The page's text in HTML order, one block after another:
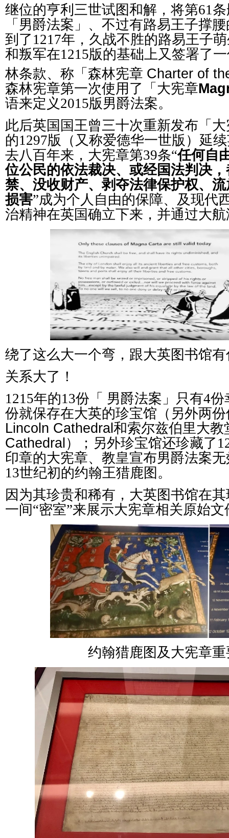
继位的亨利三世试图和解，将第61
「男爵法案」、不过有路易王子撑
到了1217年，久战不胜的路易王子
和叛军在1215版的基础上又签署了
林条款、称「森林宪章 Charter of
森林宪章第一次使用了「大宪章
语来定义2015版男爵法案。
此后英国国王曾三十次重新发布「
的1297版（又称爱德华一世版）延
去八百年来，大宪章第39条“任何自
位公民的依法裁决、或经国法判决
禁、没收财产、剥夺法律保护权、
损害”成为个人自由的保障、及现代
治精神在英国确立下来，并通过大
绕了这么大一个弯，跟大英图书馆
关系大了！
1215年的13份「 男爵法案」只有4
份就保存在大英的珍宝馆（另外两
Lincoln Cathedral 和索尔兹伯里大教
Cathedral ）；另外珍宝馆还珍藏了
印章的大宪章、教皇宣布男爵法案
13世纪初的约翰王猎鹿图。
因为其珍贵和稀有，大英图书馆在
一间“密室”来展示大宪章相关原始文
约翰猎鹿图及大宪章